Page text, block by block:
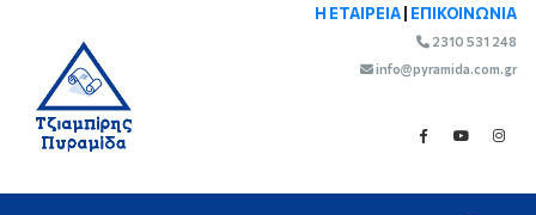
Η ΕΤΑΙΡΕΙΑ ΕΠΙΚΟΙΝΩΝΙΑ
2310 531 248
info@pyramida.com.gr